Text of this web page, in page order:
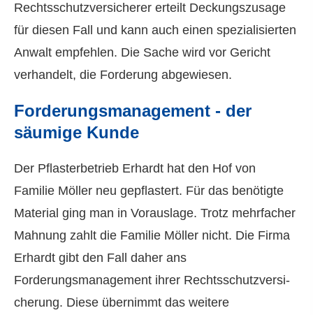
Rechtsschutzversicherer erteilt Deckungszusage
für diesen Fall und kann auch einen spezialisierten
Anwalt empfehlen. Die Sache wird vor Gericht
verhandelt, die Forderung abgewiesen.
Forderungsmanagement - der
säumige Kunde
Der Pflasterbetrieb Erhardt hat den Hof von
Familie Möller neu gepflastert. Für das benötigte
Material ging man in Vorauslage. Trotz mehrfacher
Mahnung zahlt die Familie Möller nicht. Die Firma
Erhardt gibt den Fall daher ans
Forderungsmanagement ihrer Rechts­schutz­ver­si­
che­rung. Diese übernimmt das weitere